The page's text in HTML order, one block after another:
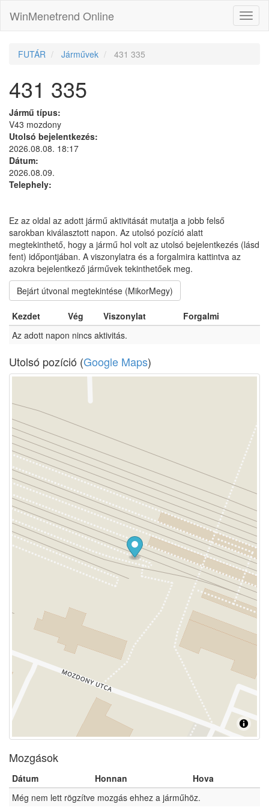
WinMenetrend Online
FUTÁR Járművek 431 335
431 335
Jármű típus:
V43 mozdony
Utolsó bejelentkezés:
2026.08.08. 18:17
Dátum:
2026.08.09.
Telephely:
Ez az oldal az adott jármű aktivitását mutatja a jobb felső
sarokban kiválasztott napon. Az utolsó pozíció alatt
megtekinthető, hogy a jármű hol volt az utolsó bejelentkezés (lásd
fent) időpontjában. A viszonylatra és a forgalmira kattintva az
azokra bejelentkező járművek tekinthetőek meg.
Bejárt útvonal megtekintése (MikorMegy)
Kezdet Vég Viszonylat
Forgalmi
Az adott napon nincs aktivitás.
Utolsó pozíció (Google Maps)
Mozgások
Dátum Honnan
Hova
Még nem lett rögzítve mozgás ehhez a járműhöz.